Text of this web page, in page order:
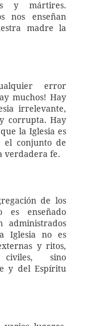
y mártires.
nos enseñan
madre la
error
muchos! Hay
irrelevante,
corrupta. Hay
la Iglesia es
el conjunto de
verdadera fe.
de los
es enseñado
administrados
Iglesia no es
y ritos,
civiles, sino
y del Espíritu